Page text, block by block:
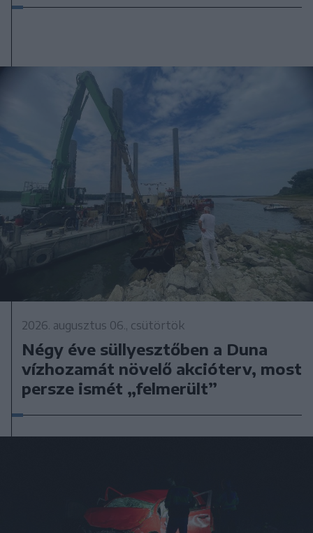
2026. augusztus 06., csütörtök
Négy éve süllyesztőben a Duna
vízhozamát növelő akcióterv, most
persze ismét „felmerült”